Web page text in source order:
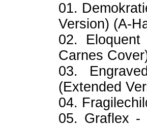
01.
Version) (A-
02.
Carnes
03.
(Extended
04.
05. Graflex -